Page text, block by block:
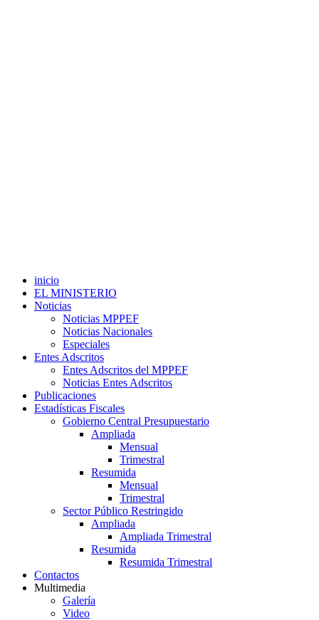
inicio
EL MINISTERIO
Noticias
Noticias MPPEF
Noticias Nacionales
Especiales
Entes Adscritos
Entes Adscritos del MPPEF
Noticias Entes Adscritos
Publicaciones
Estadísticas Fiscales
Gobierno Central Presupuestario
Ampliada
Mensual
Trimestral
Resumida
Mensual
Trimestral
Sector Público Restringido
Ampliada
Ampliada Trimestral
Resumida
Resumida Trimestral
Contactos
Multimedia
Galería
Video